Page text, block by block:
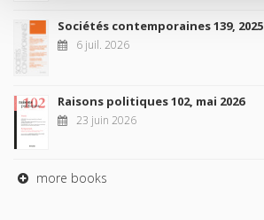
Sociétés contemporaines 139, 2025
6 juil. 2026
Raisons politiques 102, mai 2026
23 juin 2026
more books